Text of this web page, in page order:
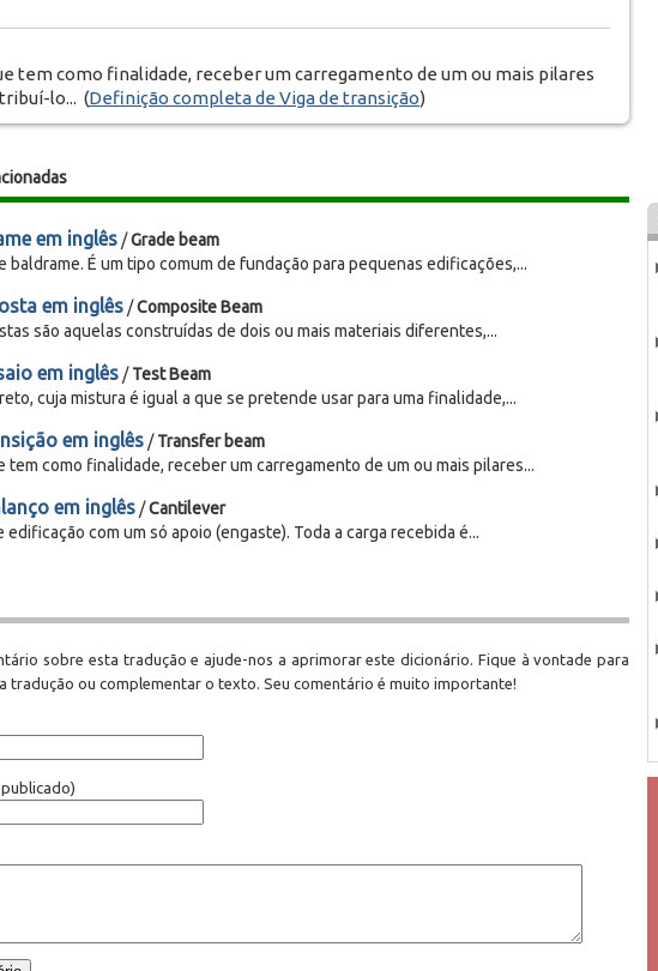
tem como finalidade, receber um carregamento de um ou mais pilares
lo... (Definição completa de Viga de transição)
em inglês /Grade beam
baldrame. É um tipo comum de fundação para pequenas edificações,...
em inglês /Composite Beam
são aquelas construídas de dois ou mais materiais diferentes,...
em inglês /Test Beam
cuja mistura é igual a que se pretende usar para uma finalidade,...
em inglês /Transfer beam
tem como finalidade, receber um carregamento de um ou mais pilares...
em inglês /Cantilever
edificação com um só apoio (engaste). Toda a carga recebida é...
sobre esta tradução e ajude-nos a aprimorar este dicionário. Fique à vontade para
tradução ou complementar o texto. Seu comentário é muito importante!